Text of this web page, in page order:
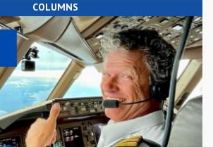
COLUMNS